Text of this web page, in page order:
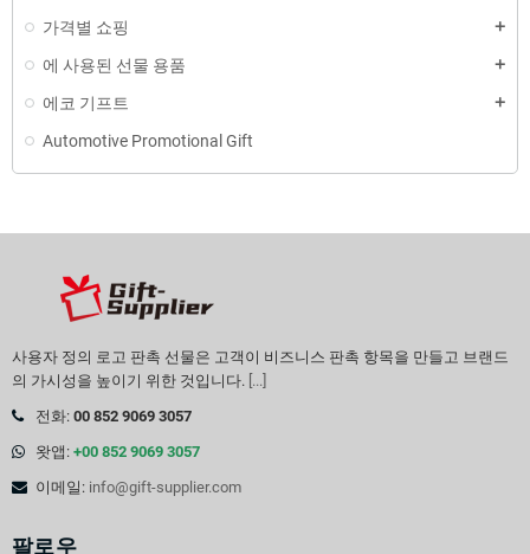
가격별 쇼핑
에 사용된 선물 용품
에코 기프트
Automotive Promotional Gift
사용자 정의 로고 판촉 선물은 고객이 비즈니스 판촉 항목을 만들고 브랜드
의 가시성을 높이기 위한 것입니다. [...]
전화: 00 852 9069 3057
왓앱: +00 852 9069 3057
이메일: info@gift-supplier.com
팔로우